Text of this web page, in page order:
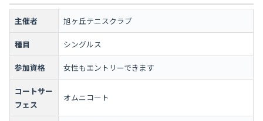
主催者 旭ヶ丘テニスクラブ
種目 シングルス
参加資格 女性もエントリーできます
コートサー
フェス
オムニコート